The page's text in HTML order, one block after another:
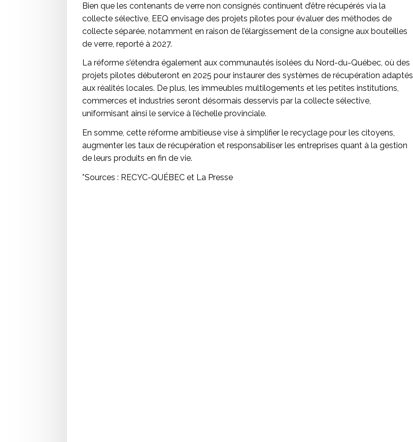
Bien que les contenants de verre non consignés continuent d’être récupérés via la
collecte sélective, EEQ envisage des projets pilotes pour évaluer des méthodes de
collecte séparée, notamment en raison de l’élargissement de la consigne aux bouteilles
de verre, reporté à 2027.
La réforme s’étendra également aux communautés isolées du Nord-du-Québec, où des
projets pilotes débuteront en 2025 pour instaurer des systèmes de récupération adaptés
aux réalités locales. De plus, les immeubles multilogements et les petites institutions,
commerces et industries seront désormais desservis par la collecte sélective,
uniformisant ainsi le service à l’échelle provinciale.
En somme, cette réforme ambitieuse vise à simplifier le recyclage pour les citoyens,
augmenter les taux de récupération et responsabiliser les entreprises quant à la gestion
de leurs produits en fin de vie.
*Sources : RECYC-QUÉBEC et La Presse